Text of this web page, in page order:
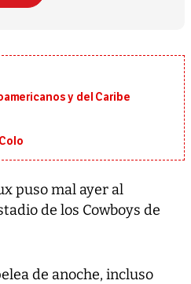
y del Caribe
puso mal ayer al
de los Cowboys de
de anoche, incluso
recuerdos y escuetas
oficializó este domingo su